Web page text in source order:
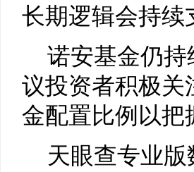
长期逻辑会持续
诺安基金仍
议投资者积极关
金配置比例以把
天眼查专业